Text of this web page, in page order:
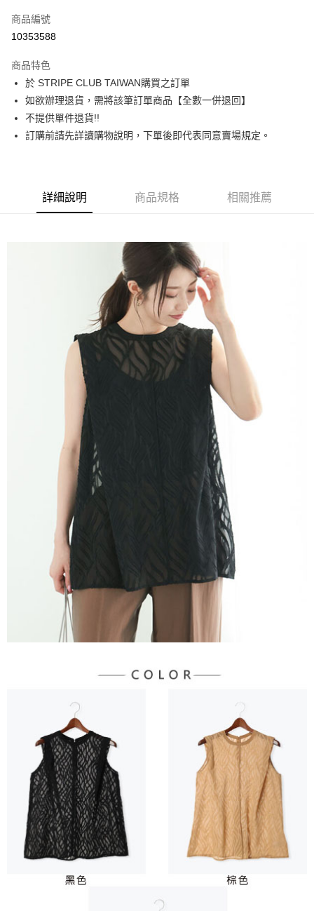
合作金庫商業銀行
上海商業儲蓄銀行
臺灣中小企業銀行
匯豐（台灣）商業銀行
華泰商業銀行
聯邦商業銀行
遠東國際商業銀行
元大商業銀行
玉山商業銀行
星展（台灣）商業銀行
超商取貨付款
LINE Pay
Apple Pay
街口支付
悠遊付
相關說明
【大哥付你分期使用說明】
流程，驗證手機門號後，選擇欲分期的期數、繳款截止日，確認付款後即完
3.實際核准額度、可分期數及費用金額請依後續交易確認頁面所載為準。
4.訂單成立30分鐘內，如未前往確認交易或遇審核未通過，訂單將自動取
消。如遇「轉專審核」未通過狀況，表示未達大哥付你分期系統評分，恕無
1.分期款項不併入電信帳單，「大哥付你分期」於每月結算日後寄送繳費提
2.透過簡訊連結打開帳單後，可選擇「超商條碼／台灣大直營門市／銀行轉
帳／街口支付／iPASS MONEY」等通路繳費。
1.本服務係由「台灣大哥大股份有限公司」（以下簡稱本公司）所提供，讓
用戶於交易時，得透過本服務購買商品或服務，並由商店將買賣／分期付款
買賣價金債權讓與本公司後，依約使用本公司帳單繳交帳款。
2.基於同意付款使用「大哥付你分期」之契約關係目的，商店將以您的個人
資料（包含姓名、電話或地址）提供予台灣大哥大進項蒐集、處理及利用，
由本公司與您本人進行分期帳單所需資料之確認、核對及更正。
3.完整用戶服務條款，請詳閱以下連結：
https://oppay.tw/userRule
AFTEE先享後付
【關於「AFTEE先享後付」】
AFTEE先享後付是「在收到商品之後才付款」的支付方式。 讓您購物簡單
１．簡單：不需註冊會員、不需綁卡、不需儲值。
２．便利：只要手機號碼，簡訊認證，即可結帳。
３．安心：先確認商品／服務後，再付款。
【「AFTEE先享後付」結帳流程】
１．於結帳方式選擇「AFTEE先享後付」後，將跳轉至「AFTEE先享後付」
結帳頁面，進行簡訊認證並確認金額後，即可完成結帳。
２．訂單成立數日內，您將收到繳費通知簡訊。
３．收到繳費通知簡訊後14天內，點擊此簡訊中的連結，可透過四大超商／
ATM／網路銀行／等多元方式進行付款，方視為交易完成。
※ 請注意：結帳手續完成當下不需立刻繳費，但若您需要取消訂單，請聯絡
購買商品的店家。未經商家同意取消之訂單仍視為有效，需透過AFTEE先享
後付繳納相關費用。
※ 交易是否成功請以「AFTEE先享後付 」之結帳頁面顯示為準，若有關於
是否繳費成功／繳費後需取消欲退款等相關疑問，請聯繫「AFTEE先享後付
https://netprotections.freshdesk.com/support/home
１．透過由恩沛科技股份有限公司提供之「AFTEE先享後付」服務完成之交
易，需依本服務之必要範圍內提供個人資料，並將交易相關給付款項請求債
權轉讓予恩沛科技股份有限公司。
２．關於個人資料處理事宜，請瀏覽以下網址：
https://aftee.tw/terms/#terms3
３．未成年的使用者請事先徵得法定代理人或監護人之同意方可使用
「AFTEE先享後付」，若未經同意申辦者引起之損失，本公司不負相關責
４．使用「AFTEE先享後付」時，將依據個別帳號之用戶狀況，依本公司即
時審查核予不同之上限額度；若仍有額度不足之情形，本公司將視審查結果
請求用戶進行身份認證。
每筆NT$60，滿NT$1,500(含以上)免運費
每筆NT$60，滿NT$1,500(含以上)免運費
每筆NT$60，滿NT$1,500(含以上)免運費
萊爾富純取貨
每筆NT$60，滿NT$1,500(含以上)免運費
7-11取貨付款
每筆NT$60，滿NT$1,500(含以上)免運費
每筆NT$60，滿NT$1,500(含以上)免運費
每筆NT$90，滿NT$1,500(含以上)免運費
商品編號
10353588
商品特色
於 STRIPE CLUB TAIWAN購買之訂單
如欲辦理退貨，需將該筆訂單商品【全數一併退回】
不提供單件退貨!!
訂購前請先詳讀購物說明，下單後即代表同意賣場規定。
詳細說明 商品規格 相關推薦